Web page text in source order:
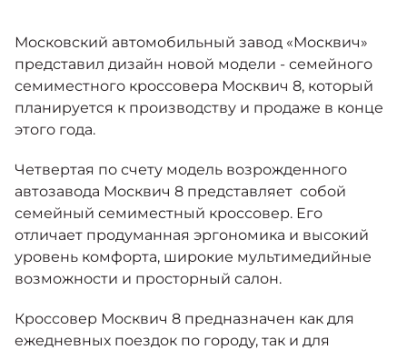
от 2 237 000 ₽*
Кроссовер, создающий равные
возможности
от 2 069 000 ₽*
Москвич 8
Практичный семиместный
от 3 125 000 ₽*
Кредитные программы
Спецпредложения
Калькулятор трейд-ин
Страховые программы
Моторное масло
СЕРВИСНЫЕ АКЦИИ
АКСЕССУАРЫ
КОНТАКТЫ
Московский автомобильный завод «Москвич»
представил дизайн новой модели - семейного
семиместного кроссовера Москвич 8, который
планируется к производству и продаже в конце
этого года.
Четвертая по счету модель возрожденного
автозавода Москвич 8 представляет собой
семейный семиместный кроссовер. Его
отличает продуманная эргономика и высокий
уровень комфорта, широкие мультимедийные
возможности и просторный салон.
Кроссовер Москвич 8 предназначен как для
ежедневных поездок по городу, так и для